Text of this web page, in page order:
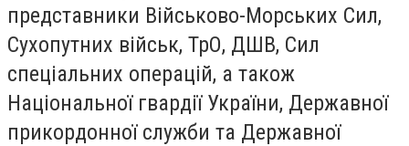
представники Військово-Морських Сил,
Сухопутних військ, ТрО, ДШВ, Сил
спеціальних операцій, а також
Національної гвардії України, Державної
прикордонної служби та Державної